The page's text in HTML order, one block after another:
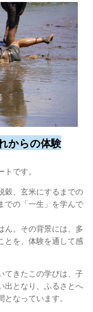
からの体験
です。
穀、玄米にするまでの
での「一生」を学んで
ん。その背景には、多
とを、体験を通して感
てきたこの学びは、子
出となり、ふるさとへ
なっています。